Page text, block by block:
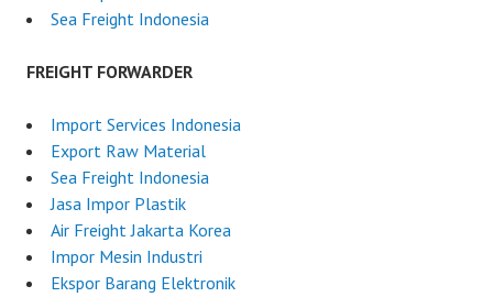
Sea Freight Indonesia
FREIGHT FORWARDER
Import Services Indonesia
Export Raw Material
Sea Freight Indonesia
Jasa Impor Plastik
Air Freight Jakarta Korea
Impor Mesin Industri
Ekspor Barang Elektronik